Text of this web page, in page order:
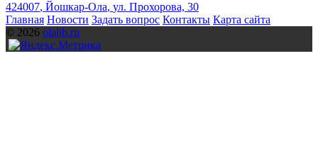
424007, Йошкар-Ола, ул. Прохорова, 30
Главная Новости Задать вопрос Контакты Карта сайта
© 2026 olalib.ru